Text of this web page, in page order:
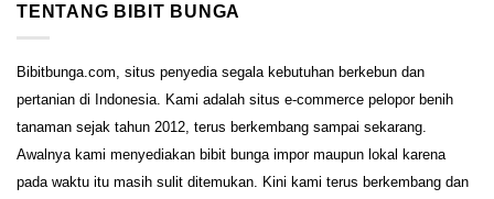
TENTANG BIBIT BUNGA
Bibitbunga.com, situs penyedia segala kebutuhan berkebun dan
pertanian di Indonesia. Kami adalah situs e-commerce pelopor benih
tanaman sejak tahun 2012, terus berkembang sampai sekarang.
Awalnya kami menyediakan bibit bunga impor maupun lokal karena
pada waktu itu masih sulit ditemukan. Kini kami terus berkembang dan